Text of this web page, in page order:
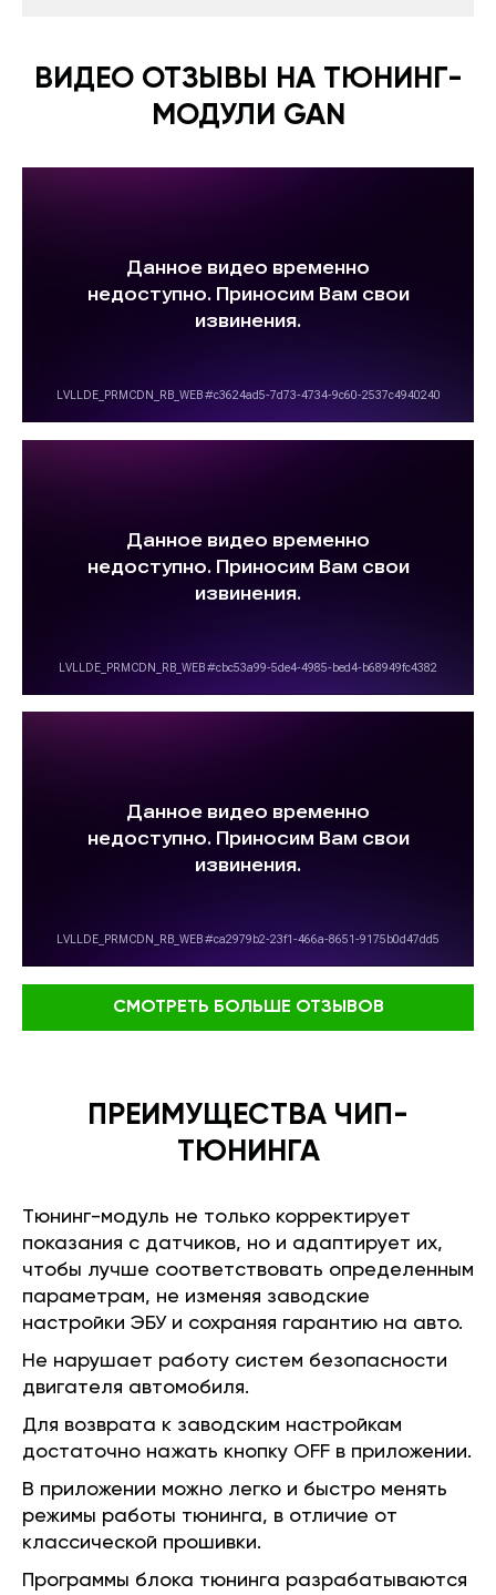
ВИДЕО ОТЗЫВЫ НА ТЮНИНГ-
МОДУЛИ GAN
СМОТРЕТЬ БОЛЬШЕ ОТЗЫВОВ
ПРЕИМУЩЕСТВА ЧИП-
ТЮНИНГА
Тюнинг-модуль не только корректирует
показания с датчиков, но и адаптирует их,
чтобы лучше соответствовать определенным
параметрам, не изменяя заводские
настройки ЭБУ и сохраняя гарантию на авто.
Не нарушает работу систем безопасности
двигателя автомобиля.
Для возврата к заводским настройкам
достаточно нажать кнопку OFF в приложении.
В приложении можно легко и быстро менять
режимы работы тюнинга, в отличие от
классической прошивки.
Программы блока тюнинга разрабатываются